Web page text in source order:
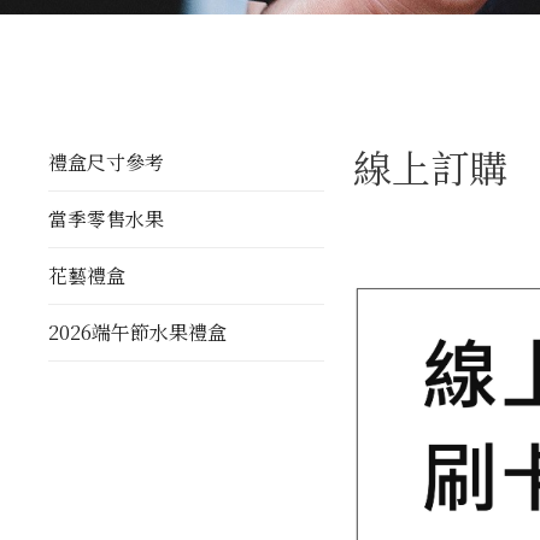
禮盒尺寸參考
當季零售水果
花藝禮盒
2026端午節水果禮盒
線上訂購